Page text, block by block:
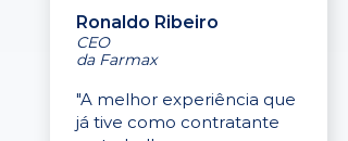
Ronaldo Ribeiro
CEO
da Farmax
"A melhor experiência que
já tive como contratante